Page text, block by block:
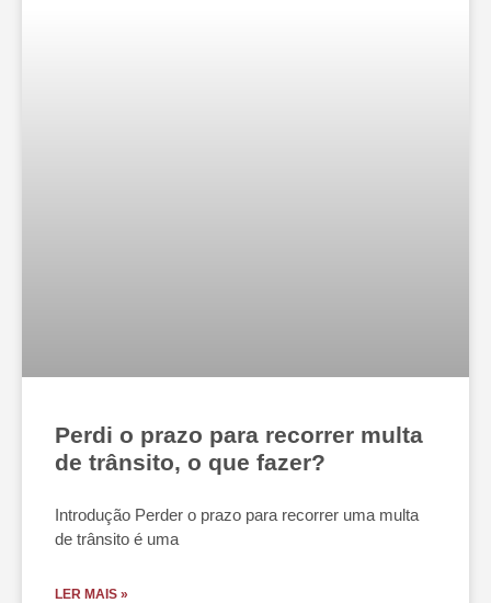
Perdi o prazo para recorrer multa
de trânsito, o que fazer?
Introdução Perder o prazo para recorrer uma multa
de trânsito é uma
LER MAIS »